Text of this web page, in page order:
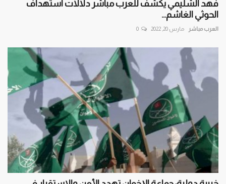
فهد الشليمي يكشف للعرب مباشر دلالات استهداف
الحوثي الغاشم...
العرب مباشر مارس 20, 2022 0